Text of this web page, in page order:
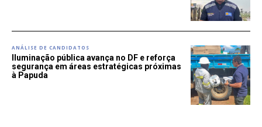
ANÁLISE DE CANDIDATOS
Iluminação pública avança no DF e reforça
segurança em áreas estratégicas próximas
à Papuda